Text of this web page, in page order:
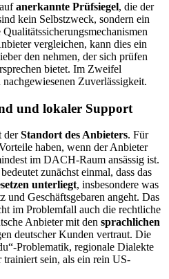
anerkannte Prüfsiegel, die der
kein Selbstzweck, sondern ein
vergleichen, kann dies ein
den nehmen, der sich prüfen
bietet. Im Zweifel
Zuverlässigkeit.
und lokaler Support
derStandort des Anbieters. Für
haben, wenn der Anbieter
im DACH-Raum ansässig ist.
bedeutet zunächst einmal, dass das
unterliegt, insbesondere was
und Geschäftsgebaren angeht. Das
im Problemfall auch die rechtliche
Anbieter mit den sprachlichen
deutscher Kunden vertraut. Die
Problematik, regionale Dialekte
sein, als ein rein US-